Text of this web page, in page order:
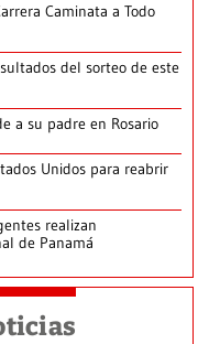
Caminata a Todo
del sorteo de este
a su padre en Rosario
Unidos para reabrir
realizan
de Panamá